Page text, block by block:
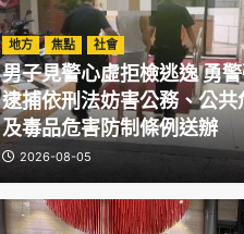
地方 焦點 社會
男子見警心虛拒檢逃逸 勇
逮捕依刑法妨害公務、公共
及毒品危害防制條例送辦
2026-08-05